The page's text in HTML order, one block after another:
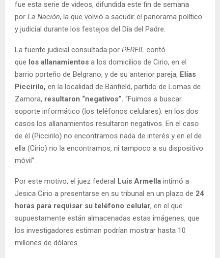
fue esta serie de videos, difundida este fin de semana
por La Nación, la que volvió a sacudir el panorama político
y judicial durante los festejos del Día del Padre.
La fuente judicial consultada por PERFIL contó
que los allanamientos a los domicilios de Cirio, en el
barrio porteño de Belgrano, y de su anterior pareja, Elías
Piccirilo, en la localidad de Banfield, partido de Lomas de
Zamora, resultaron “negativos”. “Fuimos a buscar
soporte informático (los teléfonos celulares): en los dos
casos los allanamientos resultaron negativos. En el caso
de él (Piccirilo) no encontramos nada de interés y en el de
ella (Cirio) no la encontramos, ni tampoco a su dispositivo
móvil”.
Por este motivo, el juez federal Luis Armella intimó a
Jesica Cirio a presentarse en su tribunal en un plazo de 24
horas para requisar su teléfono celular, en el que
supuestamente están almacenadas estas imágenes, que
los investigadores estiman podrían mostrar hasta 10
millones de dólares.